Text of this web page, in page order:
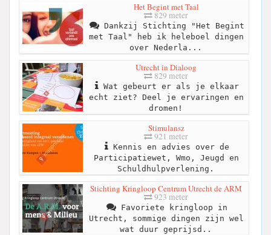
Het Begint met Taal
829 meter
Dankzij Stichting "Het Begint
met Taal" heb ik heleboel dingen
over Nederla...
Utrecht in Dialoog
829 meter
Wat gebeurt er als je elkaar
echt ziet? Deel je ervaringen en
dromen!
Stimulansz
921 meter
Kennis en advies over de
Participatiewet, Wmo, Jeugd en
Schuldhulpverlening.
Stichting Kringloop Centrum Utrecht de ARM
923 meter
Favoriete kringloop in
Utrecht, sommige dingen zijn wel
wat duur geprijsd..